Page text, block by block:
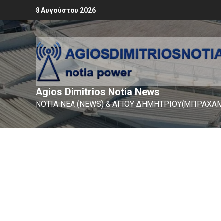
8 Αυγούστου 2026
Agios Dimitrios Notia News
ΝΟΤΙΑ ΝΕΑ (NEWS) & ΑΓΙΟΥ